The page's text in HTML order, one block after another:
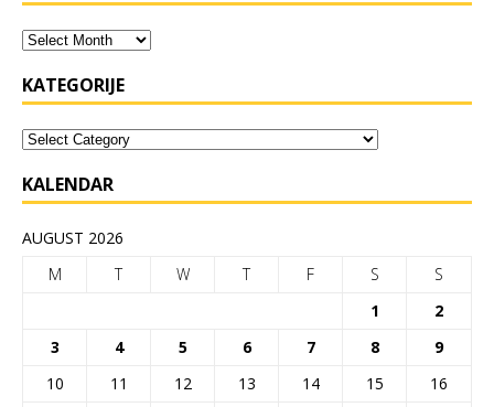
KATEGORIJE
KALENDAR
AUGUST 2026
M
T W T F S
S
1
2
3
4 5 6 7 8
9
10
11 12 13 14 15 16